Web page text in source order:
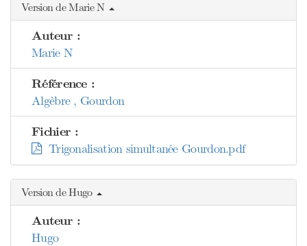
Version de Marie N
Auteur :
Marie N
Référence :
Algèbre , Gourdon
Fichier :
Trigonalisation simultanée Gourdon.pdf
Version de Hugo
Auteur :
Hugo